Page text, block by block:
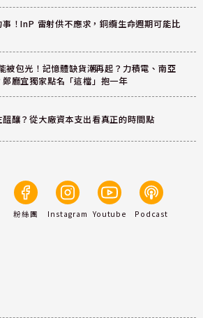
！InP 雷射供不應求，銅纜生命週期可能比
被包光！記憶體缺貨潮再起？力積電、南亞
廳宜獨家點名「這檔」抱一年
釀？從大廠資本支出看真正的時間點
粉絲團 Instagram Youtube Podcast